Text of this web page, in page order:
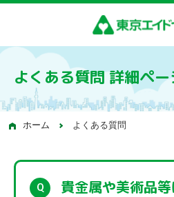
よくある質問 詳細ペー
ホーム よくある質問
貴金属や美術品